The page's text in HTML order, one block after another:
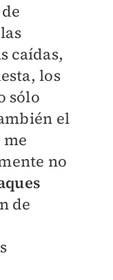
caídas,
los
sólo
el
no
de